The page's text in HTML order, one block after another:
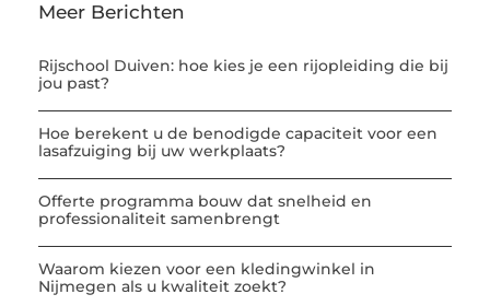
Meer Berichten
Rijschool Duiven: hoe kies je een rijopleiding die bij
jou past?
Hoe berekent u de benodigde capaciteit voor een
lasafzuiging bij uw werkplaats?
Offerte programma bouw dat snelheid en
professionaliteit samenbrengt
Waarom kiezen voor een kledingwinkel in
Nijmegen als u kwaliteit zoekt?